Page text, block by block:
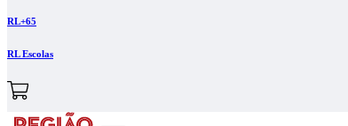
RL+65
RL Escolas